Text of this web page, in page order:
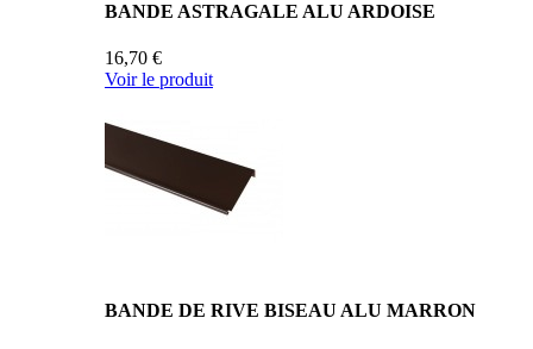
BANDE ASTRAGALE ALU ARDOISE
16,70 €
Voir le produit
BANDE DE RIVE BISEAU ALU MARRON